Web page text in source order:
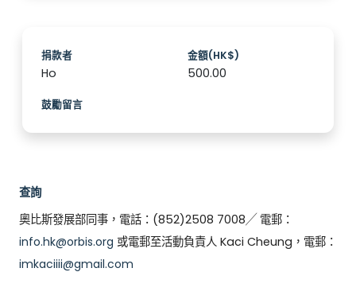
捐款者
Ho
金額(HK$)
500.00
鼓勵留言
查詢
奧比斯發展部同事，電話：(852)2508 7008╱ 電郵：
info.hk@orbis.org 或電郵至活動負責人 Kaci Cheung，電郵：
imkaciiii@gmail.com